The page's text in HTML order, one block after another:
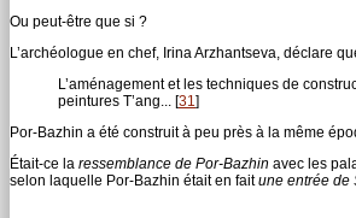
Ou peut-être que si ?
L’archéologue en chef, Irina Arzhantseva, déclare
L’aménagement et les techniques de
peintures T’ang... [31]
Por-Bazhin a été construit à peu près à la même
Était-ce la ressemblance de Por-Bazhin avec les
selon laquelle Por-Bazhin était en faitune entrée de